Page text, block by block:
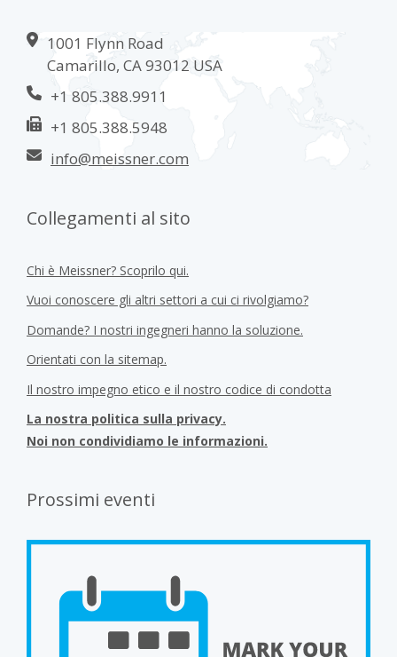
1001 Flynn Road
Camarillo, CA 93012 USA
+1 805.388.9911
+1 805.388.5948
info@meissner.com
Collegamenti al sito
Chi è Meissner? Scoprilo qui.
Vuoi conoscere gli altri settori a cui ci rivolgiamo?
Domande? I nostri ingegneri hanno la soluzione.
Orientati con la sitemap.
Il nostro impegno etico e il nostro codice di condotta
La nostra politica sulla privacy.
Noi non condividiamo le informazioni.
Prossimi eventi